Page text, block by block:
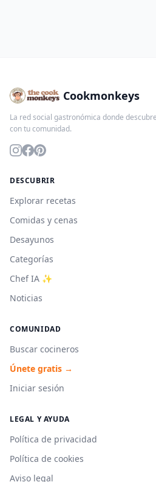
Cookmonkeys
La red social gastronómica donde
con tu comunidad.
DESCUBRIR
Explorar recetas
Comidas y cenas
Desayunos
Categorías
Chef IA ✨
Noticias
COMUNIDAD
Buscar cocineros
Únete gratis →
Iniciar sesión
LEGAL Y AYUDA
Política de privacidad
Política de cookies
Aviso legal